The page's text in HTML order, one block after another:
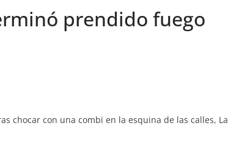
prendido fuego
chocar con una combi en la esquina de las calles, La